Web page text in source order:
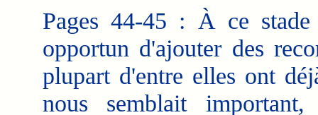
Pages 44-45 : À ce
opportun d'ajouter des
plupart d'entre elles ont
nous semblait